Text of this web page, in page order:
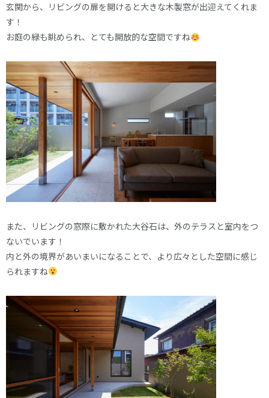
玄関から、リビングの扉を開けると大きな木製窓が出迎えてくれま
す！
お庭の緑も眺められ、とても開放的な空間ですね
また、リビングの窓際に敷かれた大谷石は、外のテラスと室内をつ
ないでいます！
内と外の境界があいまいになることで、より広々とした空間に感じ
られますね